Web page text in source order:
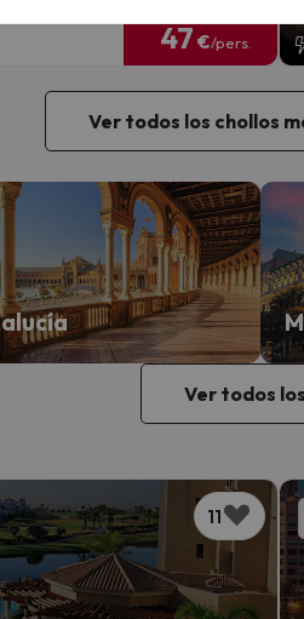
47 €/pers.
Ver todos los chollos
Ver todos
11